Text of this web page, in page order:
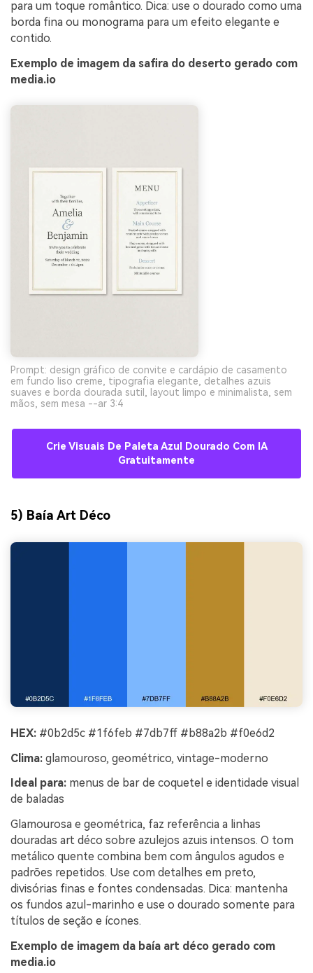
para um toque romântico. Dica: use o dourado como uma
borda fina ou monograma para um efeito elegante e
contido.
Exemplo de imagem da safira do deserto gerado com
media.io
Prompt: design gráfico de convite e cardápio de casamento
em fundo liso creme, tipografia elegante, detalhes azuis
suaves e borda dourada sutil, layout limpo e minimalista, sem
mãos, sem mesa --ar 3:4
Crie Visuais De Paleta Azul Dourado Com IA
Gratuitamente
5) Baía Art Déco
HEX: #0b2d5c #1f6feb #7db7ff #b88a2b #f0e6d2
Clima: glamouroso, geométrico, vintage-moderno
Ideal para: menus de bar de coquetel e identidade visual
de baladas
Glamourosa e geométrica, faz referência a linhas
douradas art déco sobre azulejos azuis intensos. O tom
metálico quente combina bem com ângulos agudos e
padrões repetidos. Use com detalhes em preto,
divisórias finas e fontes condensadas. Dica: mantenha
os fundos azul-marinho e use o dourado somente para
títulos de seção e ícones.
Exemplo de imagem da baía art déco gerado com
media.io